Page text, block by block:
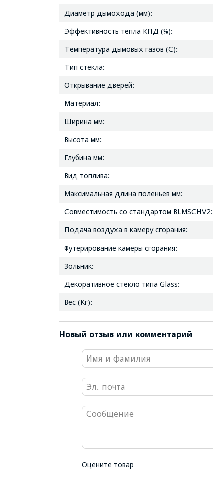
Диаметр дымохода (мм):
Эффективность тепла КПД (%):
Температура дымовых газов (C):
Тип стекла:
Открывание дверей:
Материал:
Ширина мм:
Высота мм:
Глубина мм:
Вид топлива:
Максимальная длина поленьев мм:
Совместимость со стандартом BLMSCHV2:
Подача воздуха в камеру сгорания:
Футерирование камеры сгорания:
Зольник:
Декоративное стекло типа Glass:
Вес (Кг):
Новый отзыв или комментарий
Оцените товар